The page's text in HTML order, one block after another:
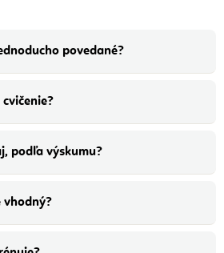
povedané?
podľa výskumu?
vhodný?